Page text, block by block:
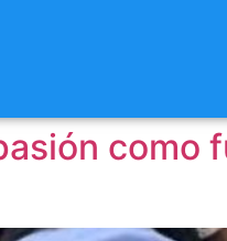
como